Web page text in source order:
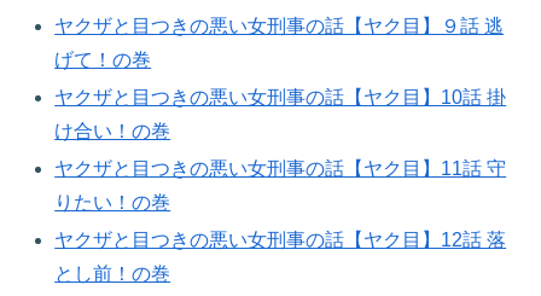
ヤクザと目つきの悪い女刑事の話【ヤク目】９話 逃
げて！の巻​
ヤクザと目つきの悪い女刑事の話【ヤク目】10話 掛
け合い！の巻​
ヤクザと目つきの悪い女刑事の話【ヤク目】11話 守
りたい！の巻​
ヤクザと目つきの悪い女刑事の話【ヤク目】12話 落
とし前！の巻​